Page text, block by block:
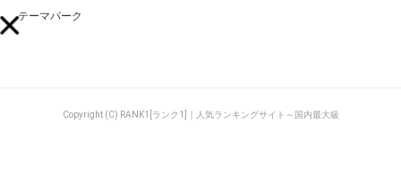
テーマパーク
Copyright (C) RANK1[ランク1]｜人気ランキングサイト～国内最大級